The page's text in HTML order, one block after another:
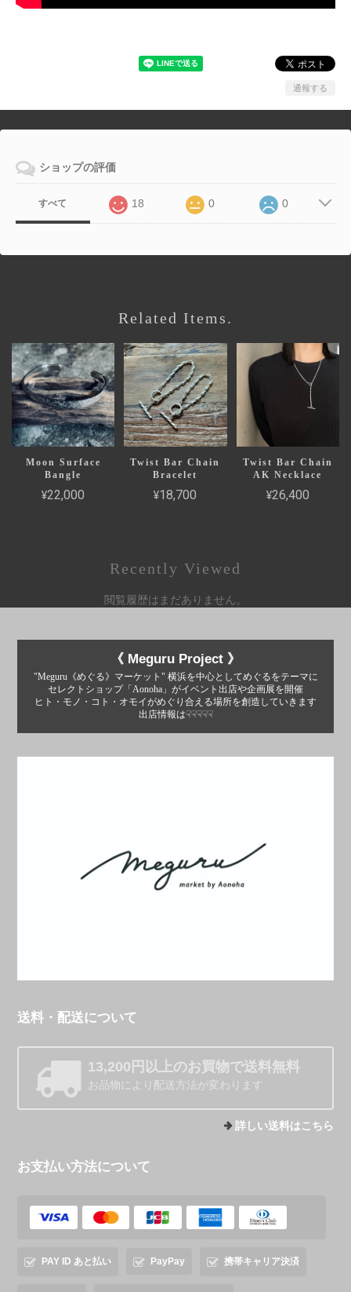
通報する
ショップの評価
すべて 18 0 0
Related Items.
Moon Surface
Bangle
¥22,000
Twist Bar Chain
Bracelet
¥18,700
Twist Bar Chain
AK Necklace
¥26,400
Recently Viewed
閲覧履歴はまだありません。
《 Meguru Project 》
"Meguru《めぐる》マーケット" 横浜を中心としてめぐるをテーマに
セレクトショップ「Aonoha」がイベント出店や企画展を開催
ヒト・モノ・コト・オモイがめぐり合える場所を創造していきます
出店情報は☟☟☟☟☟
送料・配送について
13,200円以上のお買物で送料無料
お品物により配送方法が変わります
詳しい送料はこちら
お支払い方法について
PAY ID あと払い PayPay 携帯キャリア決済